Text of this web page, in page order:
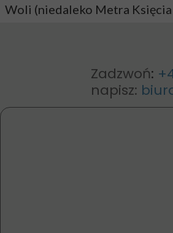
Woli (niedaleko Metra Księcia
Zadzwoń:
napisz: